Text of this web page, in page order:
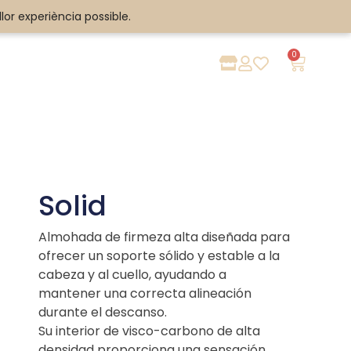
experiència possible.
experiència possible.
0
Solid
Almohada de firmeza alta diseñada para
ofrecer un soporte sólido y estable a la
cabeza y al cuello, ayudando a
mantener una correcta alineación
durante el descanso.
Su interior de visco-carbono de alta